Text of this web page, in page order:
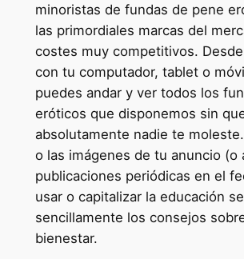
minoristas de fundas de pene
las primordiales marcas del
costes muy competitivos.
con tu computador, tablet o
puedes andar y ver todos los
eróticos que disponemos sin
absolutamente nadie te
o las imágenes de tu anuncio (o
publicaciones periódicas en el
usar o capitalizar la educación
sencillamente los consejos
bienestar.